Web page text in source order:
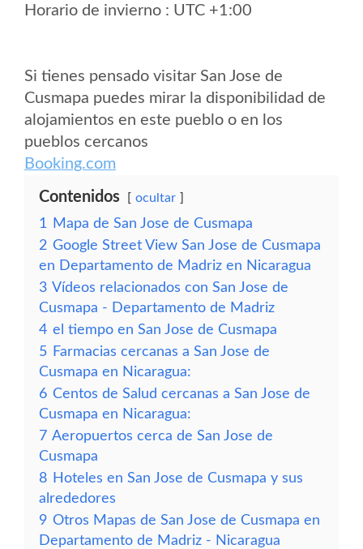
Horario de invierno : UTC +1:00
Si tienes pensado visitar San Jose de
Cusmapa puedes mirar la disponibilidad de
alojamientos en este pueblo o en los
pueblos cercanos
Booking.com
Contenidos ocultar
1
Mapa de San Jose de Cusmapa
2 Google Street View San Jose de Cusmapa
en Departamento de Madriz en Nicaragua
3 Vídeos relacionados con San Jose de
Cusmapa - Departamento de Madriz
4 el tiempo en San Jose de Cusmapa
5 Farmacias cercanas a San Jose de
Cusmapa en Nicaragua:
6 Centos de Salud cercanas a San Jose de
Cusmapa en Nicaragua:
7 Aeropuertos cerca de San Jose de
Cusmapa
8 Hoteles en San Jose de Cusmapa y sus
alrededores
9 Otros Mapas de San Jose de Cusmapa en
Departamento de Madriz - Nicaragua